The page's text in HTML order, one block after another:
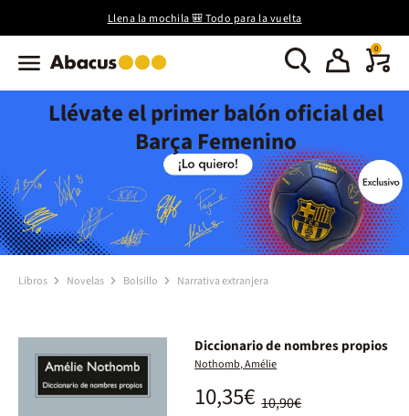
Llena la mochila 🎒 Todo para la vuelta
0
Llévate el primer balón oficial del
Barça Femenino
Libros Novelas Bolsillo Narrativa extranjera
Diccionario de nombres propios
Nothomb, Amélie
10,90€
10,35€